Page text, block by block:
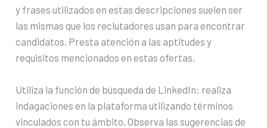
y frases utilizados en estas descripciones suelen ser
las mismas que los reclutadores usan para encontrar
candidatos. Presta atención a las aptitudes y
requisitos mencionados en estas ofertas.
Utiliza la función de búsqueda de LinkedIn: realiza
indagaciones en la plataforma utilizando términos
vinculados con tu ámbito. Observa las sugerencias de